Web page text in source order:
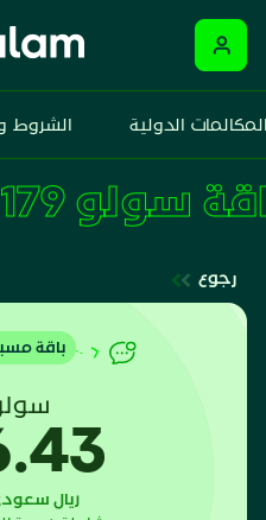
الدولية الشروط
باقة سولو 179 مسبقة الدفع
رجوع
باقة
سولو
ريال سعودي /